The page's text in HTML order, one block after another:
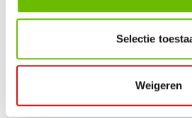
Selectie
Weigeren
Kunst voor iedereen
Onze Bronzen Beelden die met